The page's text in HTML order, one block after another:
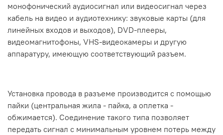
монофонический аудиосигнал или видеосигнал через
кабель на видео и аудиотехнику: звуковые карты (для
линейных входов и выходов), DVD-плееры,
видеомагнитофоны, VHS-видеокамеры и другую
аппаратуру, имеющую соответствующий разъем.
Установка провода в разъеме производится с помощью
пайки (центральная жила - пайка, а оплетка -
обжимается). Соединение такого типа позволяет
передать сигнал с минимальным уровнем потерь между